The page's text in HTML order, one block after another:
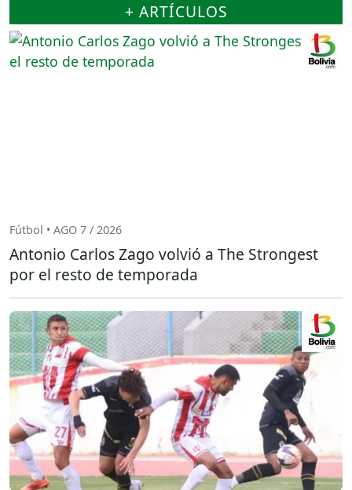
+ ARTÍCULOS
Fútbol • AGO 7 / 2026
Antonio Carlos Zago volvió a The Strongest
por el resto de temporada